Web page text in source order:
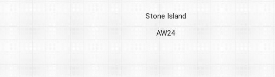
Stone Island
AW24